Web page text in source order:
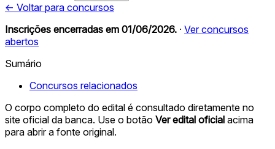
← Voltar para concursos
Inscrições encerradas em 01/06/2026. · Ver concursos
abertos
Sumário
Concursos relacionados
O corpo completo do edital é consultado diretamente no
site oficial da banca. Use o botão Ver edital oficial acima
para abrir a fonte original.